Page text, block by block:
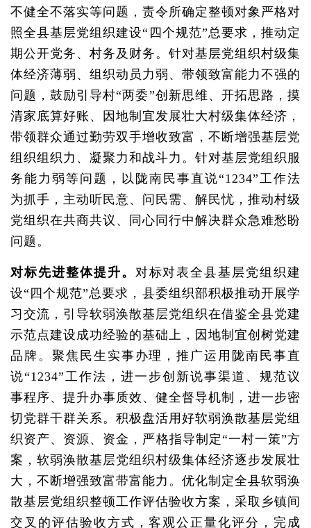
不健全不落实等问题，责令所确定整顿对象严格对
照全县基层党组织建设“四个规范”总要求，推动定
期公开党务、村务及财务。针对基层党组织村级集
体经济薄弱、组织动员力弱、带领致富能力不强的
问题，鼓励引导村“两委”创新思维、开拓思路，摸
清家底算好账、因地制宜发展壮大村级集体经济，
带领群众通过勤劳双手增收致富，不断增强基层党
组织组织力、凝聚力和战斗力。针对基层党组织服
务能力弱等问题，以陇南民事直说“1234”工作法
为抓手，主动听民意、问民需、解民忧，推动村级
党组织在共商共议、同心同行中解决群众急难愁盼
问题。
对标先进整体提升。 对标对表全县基层党组织建
设“四个规范”总要求，县委组织部积极推动开展学
习交流，引导软弱涣散基层党组织在借鉴全县党建
示范点建设成功经验的基础上，因地制宜创树党建
品牌。聚焦民生实事办理，推广运用陇南民事直
说“1234”工作法，进一步创新说事渠道、规范议
事程序、提升办事质效、健全督导机制，进一步密
切党群干群关系。积极盘活用好软弱涣散基层党组
织资产、资源、资金，严格指导制定“一村一策”方
案，软弱涣散基层党组织村级集体经济逐步发展壮
大，不断增强致富带富能力。优化制定全县软弱涣
散基层党组织整顿工作评估验收方案，采取乡镇间
交叉的评估验收方式，客观公正量化评分，完成